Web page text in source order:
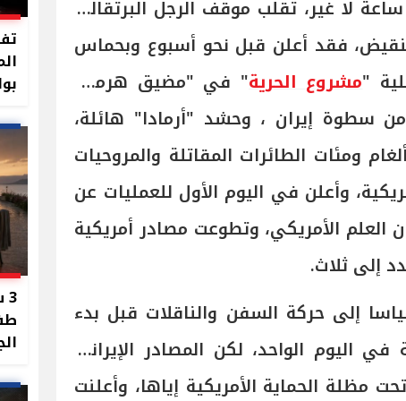
"الإسرائيلي"، ففي خلال 48 ساعة لا غير، تقلب موقف الرجل البرتقالي
فقد أعلن قبل نحو أسبوع وبحماس
"مشروع الحرية" في "مضيق هرمز"،
من سطوة إيران ، وحشد "أرمادا" هائلة،
ومئات الطائرات المقاتلة والمروحيات
وأعلن في اليوم الأول للعمليات عن
العلم الأمريكي، وتطوعت مصادر أمريكية
إلى ثلاث.
إلى حركة السفن والناقلات قبل بدء
نحو150 سفينة في اليوم الواحد، لكن المصادر الإيرانية
مظلة الحماية الأمريكية إياها، وأعلنت